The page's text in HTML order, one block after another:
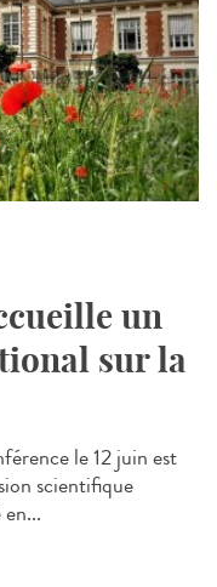
un
sur la
le 12 juin est
scientifique